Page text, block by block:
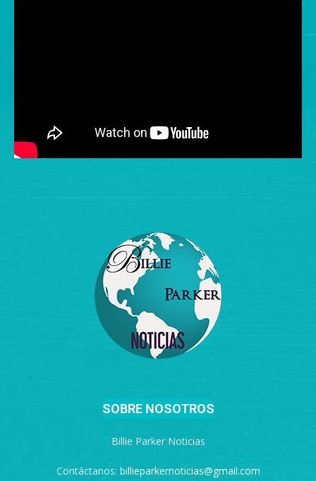
SOBRE NOSOTROS
Billie Parker Noticias
Contáctanos: billieparkernoticias@gmail.com